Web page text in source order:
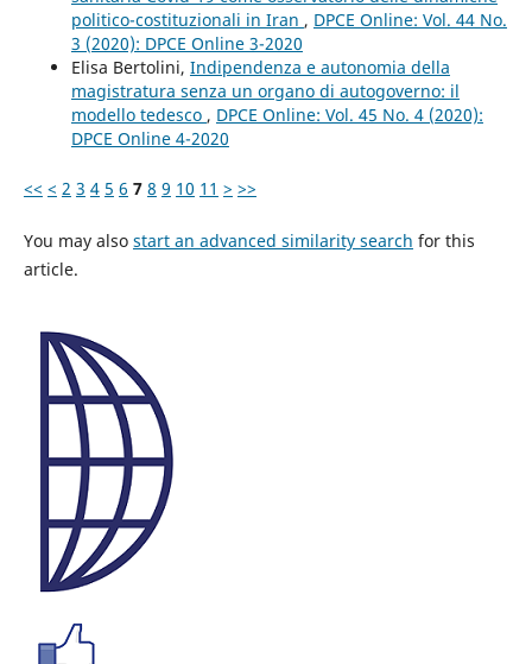
politico-costituzionali in Iran , DPCE Online: Vol. 44 No.
3 (2020): DPCE Online 3-2020
Elisa Bertolini, Indipendenza e autonomia della
magistratura senza un organo di autogoverno: il
modello tedesco , DPCE Online: Vol. 45 No. 4 (2020):
DPCE Online 4-2020
<< < 2 3 4 5 6 7 8 9 10 11 > >>
You may also start an advanced similarity search for this
article.